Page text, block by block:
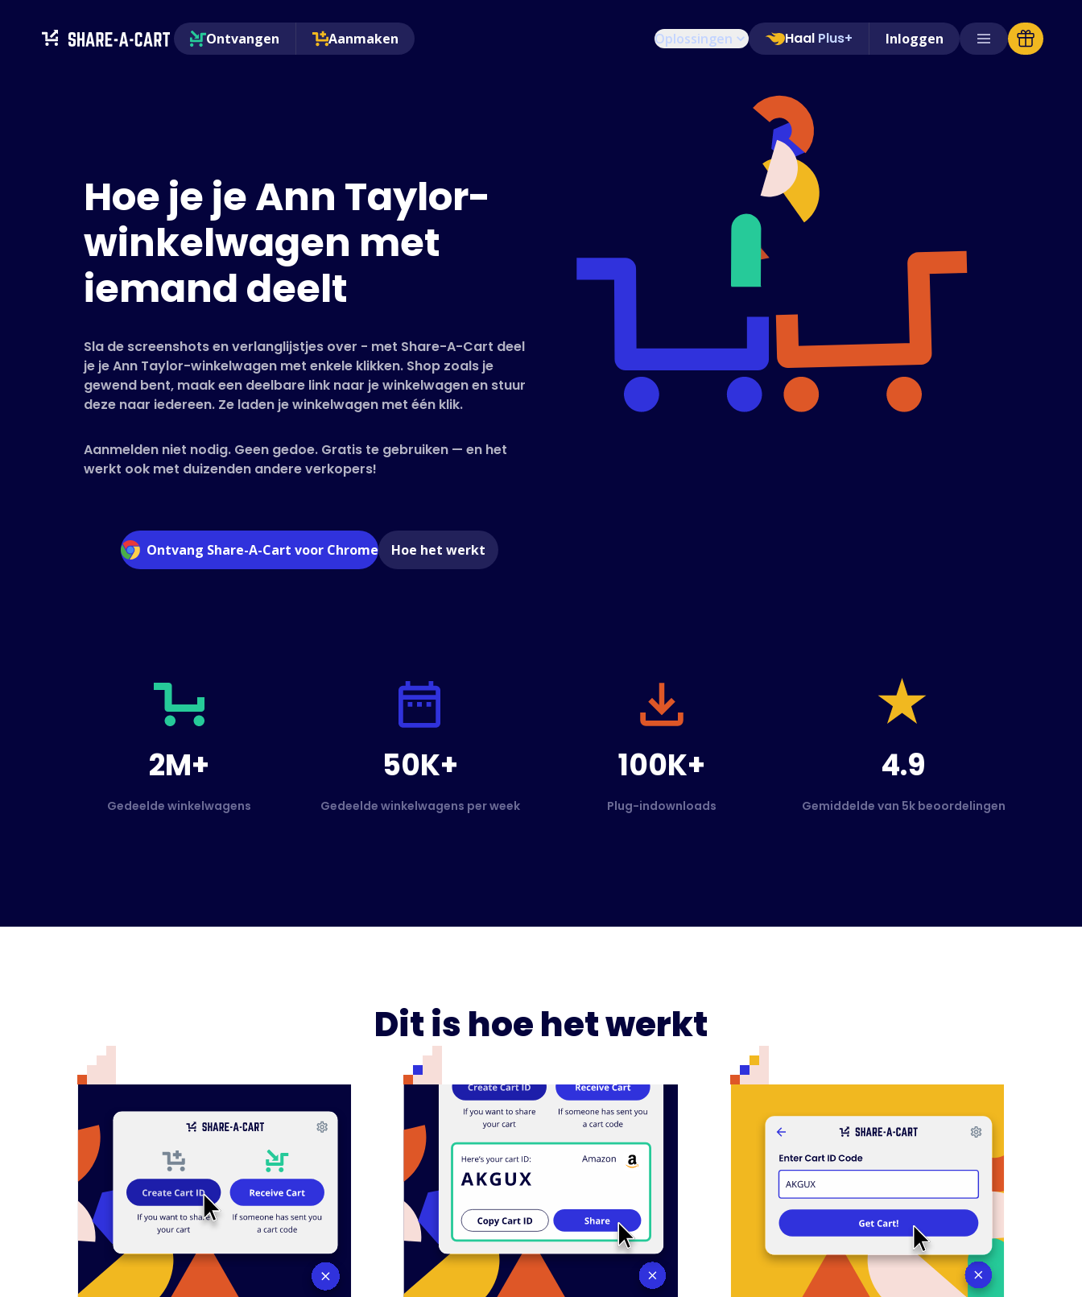
Ontvangen Aanmaken Oplossingen Haal Plus+ Inloggen
Hoe je je Ann Taylor-
winkelwagen met
iemand deelt
Sla de screenshots en verlanglijstjes over - met Share-A-Cart deel
je je Ann Taylor-winkelwagen met enkele klikken. Shop zoals je
gewend bent, maak een deelbare link naar je winkelwagen en stuur
deze naar iedereen. Ze laden je winkelwagen met één klik.
Aanmelden niet nodig. Geen gedoe. Gratis te gebruiken — en het
werkt ook met duizenden andere verkopers!
Ontvang Share-A-Cart voor Chrome Hoe het werkt
2M+
Gedeelde winkelwagens
50K+
Gedeelde winkelwagens per week
100K+
Plug-indownloads
4.9
Gemiddelde van 5k beoordelingen
Dit is hoe het werkt